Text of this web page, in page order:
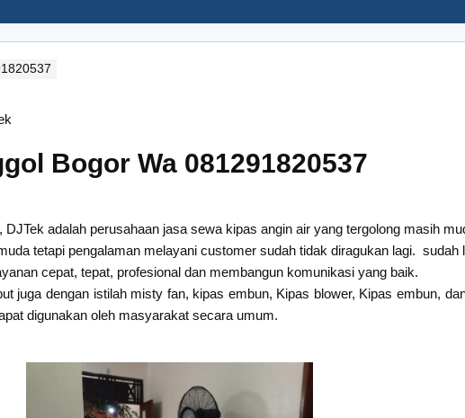
Bogor Wa 081291820537
, DJTek adalah perusahaan jasa sewa kipas angin air yang tergolong masih
tetapi pengalaman melayani customer sudah tidak diragukan lagi.
cepat, tepat, profesional dan membangun komunikasi yang baik.
juga dengan istilah misty fan, kipas embun, Kipas blower, Kipas embun,
digunakan oleh masyarakat secara umum.